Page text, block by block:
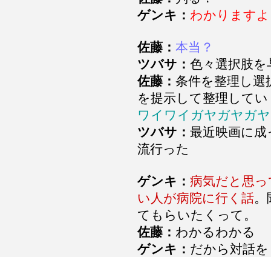
ゲンキ： わかりますよ
佐藤： 本当？
ツバサ： 色々選択肢を
佐藤： 条件を整理し選
を提示して整理して
ワイワイガヤガヤガヤ
ツバサ： 最近映画に成
流行った
ゲンキ： 病気だと思
い人が病院に行く話。
てもらいたくって。
佐藤： わかるわかる
ゲンキ： だから対話